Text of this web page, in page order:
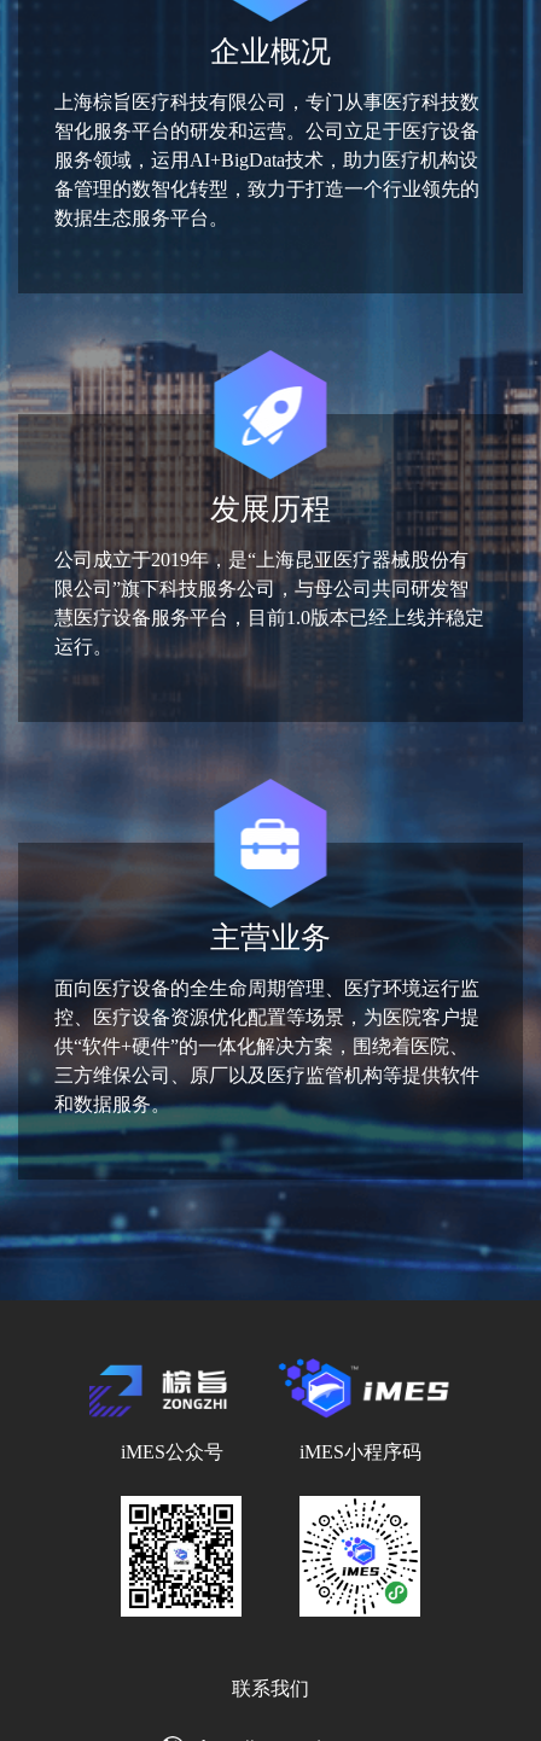
企业概况
上海棕旨医疗科技有限公司，专门从事医疗科技数
智化服务平台的研发和运营。公司立足于医疗设备
服务领域，运用AI+BigData技术，助力医疗机构设
备管理的数智化转型，致力于打造一个行业领先的
数据生态服务平台。
发展历程
公司成立于2019年，是“上海昆亚医疗器械股份有
限公司”旗下科技服务公司，与母公司共同研发智
慧医疗设备服务平台，目前1.0版本已经上线并稳定
运行。
主营业务
面向医疗设备的全生命周期管理、医疗环境运行监
控、医疗设备资源优化配置等场景，为医院客户提
供“软件+硬件”的一体化解决方案，围绕着医院、
三方维保公司、原厂以及医疗监管机构等提供软件
和数据服务。
iMES公众号 iMES小程序码
联系我们